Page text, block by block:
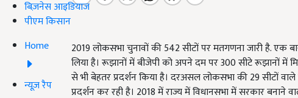
बिज़नेस आइडियाज
पीएम किसान
Home
न्यूज़ रैप
2019 लोकसभा चुनावों की 542 सीटों पर मतगणना जारी है.
लिया है। रूझानों में बीजेपी को अपने दम पर 300 सीटे रूझानों में
से भी बेहतर प्रदर्शन किया है। दरअसल लोकसभा की 29 सीटों
प्रदर्शन कर रही है। 2018 में राज्य में विधानसभा में सरकार